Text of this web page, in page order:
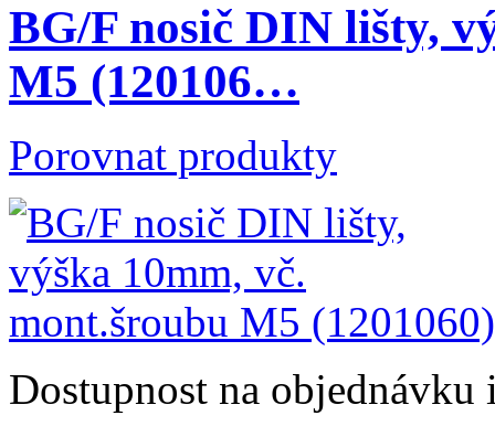
BG/F nosič DIN lišty,
M5 (120106…
Porovnat produkty
Dostupnost na objednávku